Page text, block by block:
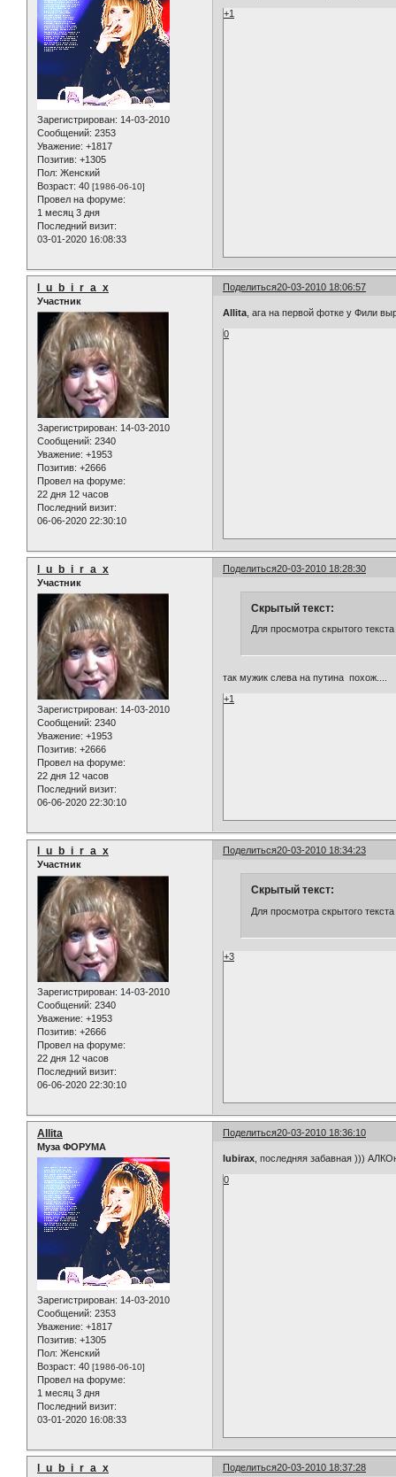
Зарегистрирован: 14-03-2010
Сообщений: 2353
Уважение: +1817
Позитив: +1305
Пол: Женский
Возраст: 40 [1986-06-10]
Провел на форуме:
1 месяц 3 дня
Последний визит:
03-01-2020 16:08:33
+1
Поделиться20-03-2010 18:06:57
l_u_b_i_r_a_x
Участник
Зарегистрирован: 14-03-2010
Сообщений: 2340
Уважение: +1953
Позитив: +2666
Провел на форуме:
22 дня 12 часов
Последний визит:
06-06-2020 22:30:10
Allita , ага на первой фотке у Фили
0
Поделиться20-03-2010 18:28:30
l_u_b_i_r_a_x
Участник
Зарегистрирован: 14-03-2010
Сообщений: 2340
Уважение: +1953
Позитив: +2666
Провел на форуме:
22 дня 12 часов
Последний визит:
06-06-2020 22:30:10
Скрытый текст:
Для просмотра скрытого
так мужик слева на путина похож....
+1
Поделиться20-03-2010 18:34:23
l_u_b_i_r_a_x
Участник
Зарегистрирован: 14-03-2010
Сообщений: 2340
Уважение: +1953
Позитив: +2666
Провел на форуме:
22 дня 12 часов
Последний визит:
06-06-2020 22:30:10
Скрытый текст:
Для просмотра скрытого
+3
Поделиться20-03-2010 18:36:10
Allita
Муза ФОРУМА
Зарегистрирован: 14-03-2010
Сообщений: 2353
Уважение: +1817
Позитив: +1305
Пол: Женский
Возраст: 40 [1986-06-10]
Провел на форуме:
1 месяц 3 дня
Последний визит:
03-01-2020 16:08:33
lubirax , последняя забавная )))
0
Поделиться20-03-2010 18:37:28
l_u_b_i_r_a_x